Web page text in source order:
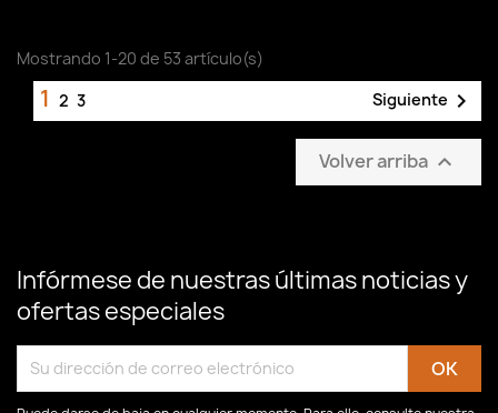
Mostrando 1-20 de 53 artículo(s)
1 2 3 Siguiente 
Volver arriba 
Infórmese de nuestras últimas noticias y
ofertas especiales